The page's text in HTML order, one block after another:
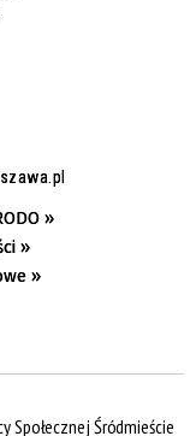
»
»
»
Społecznej Śródmieście